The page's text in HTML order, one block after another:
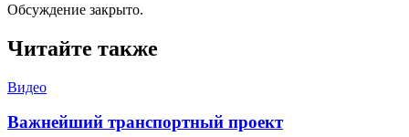
Обсуждение закрыто.
Читайте также
Видео
Важнейший транспортный проект